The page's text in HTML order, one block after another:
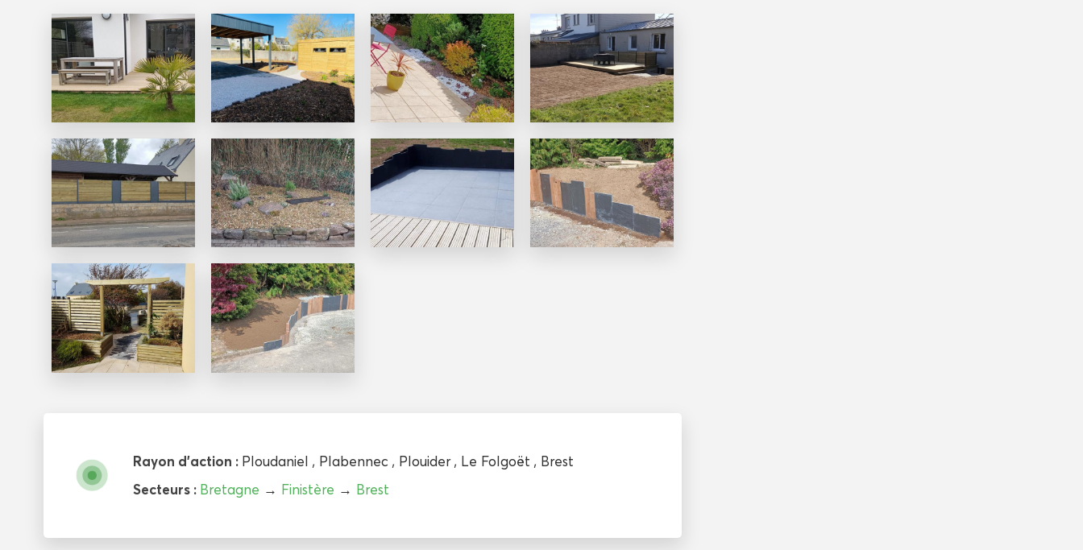
Rayon d'action : Ploudaniel , Plabennec , Plouider, Le Folgoët , Brest
Secteurs : Bretagne → Finistère → Brest